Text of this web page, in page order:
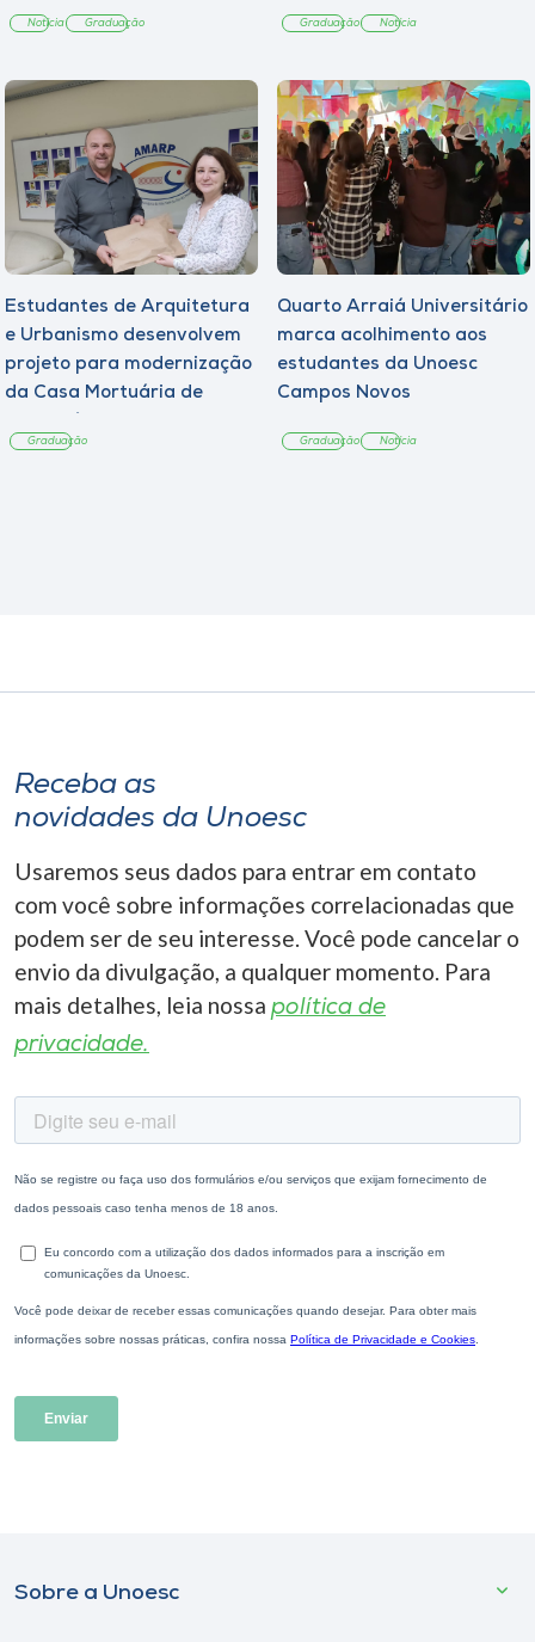
Notícia Graduação Graduação Notícia
Estudantes de Arquitetura
e Urbanismo desenvolvem
projeto para modernização
da Casa Mortuária de
Graduação
Quarto Arraiá Universitário
marca acolhimento aos
estudantes da Unoesc
Campos Novos
Graduação Notícia
Receba as
novidades da Unoesc
Usaremos seus dados para entrar em contato
com você sobre informações correlacionadas que
podem ser de seu interesse. Você pode cancelar o
envio da divulgação, a qualquer momento. Para
mais detalhes, leia nossa política de
privacidade.
Sobre a Unoesc